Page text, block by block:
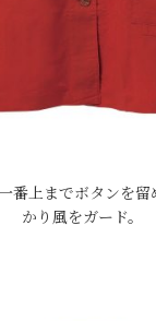
番上までボタンを
かり風をガード。